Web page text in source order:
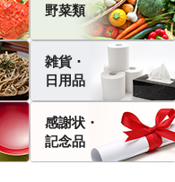
野菜類
雑貨・
日用品
感謝状・
記念品